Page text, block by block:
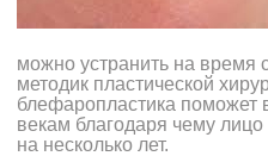
можно устранить на
методик пластической
блефаропластика
векам благодаря чему
на несколько лет.